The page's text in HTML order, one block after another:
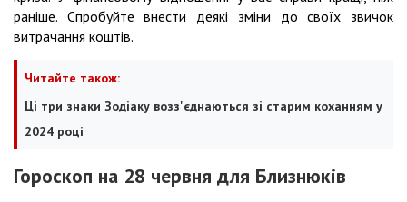
раніше. Спробуйте внести деякі зміни до своїх звичок
витрачання коштів.
Читайте також:
Ці три знаки Зодіаку возз'єднаються зі старим коханням у
2024 році
Гороскоп на 28 червня для Близнюків